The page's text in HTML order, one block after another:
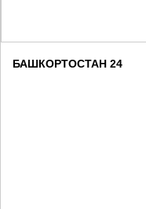
БАШКОРТОСТАН 24